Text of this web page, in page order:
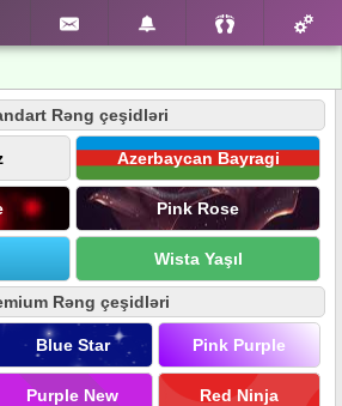
Rəng çeşidləri
Azerbaycan Bayragi
Pink Rose
Wista Yaşıl
Rəng çeşidləri
Blue Star Pink Purple
Purple New Red Ninja